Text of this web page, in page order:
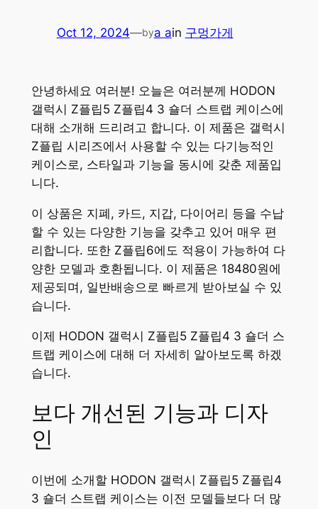
Oct 12, 2024—bya ain 구멍가게
안녕하세요 여러분! 오늘은 여러분께 HODON
갤럭시 Z플립5 Z플립4 3 숄더 스트랩 케이스에
대해 소개해 드리려고 합니다. 이 제품은 갤럭시
Z플립 시리즈에서 사용할 수 있는 다기능적인
케이스로, 스타일과 기능을 동시에 갖춘 제품입
니다.
이 상품은 지폐, 카드, 지갑, 다이어리 등을 수납
할 수 있는 다양한 기능을 갖추고 있어 매우 편
리합니다. 또한 Z플립6에도 적용이 가능하여 다
양한 모델과 호환됩니다. 이 제품은 18480원에
제공되며, 일반배송으로 빠르게 받아보실 수 있
습니다.
이제 HODON 갤럭시 Z플립5 Z플립4 3 숄더 스
트랩 케이스에 대해 더 자세히 알아보도록 하겠
습니다.
보다 개선된 기능과 디자
인
이번에 소개할 HODON 갤럭시 Z플립5 Z플립4
3 숄더 스트랩 케이스는 이전 모델들보다 더 많